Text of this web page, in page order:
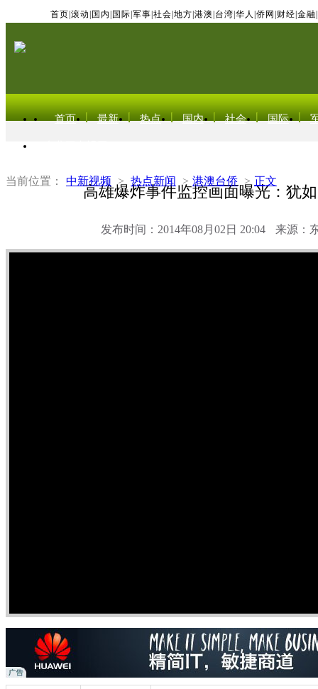
首页 滚动 国内 国际 军事 社会 地方 港澳 台湾 华人 侨网 财经 金融
首页 最新 热点 国内 社会 国际
当前位置： 中新视频 > 热点新闻 > 港澳台侨 > 正文
高雄爆炸事件监控画面曝光：犹
发布时间：2014年08月02日 20:04 来源：